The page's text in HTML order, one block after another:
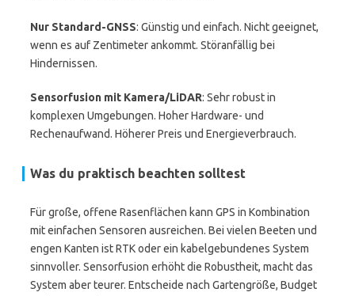
Nur Standard-GNSS: Günstig und einfach. Nicht geeignet,
wenn es auf Zentimeter ankommt. Störanfällig bei
Hindernissen.
Sensorfusion mit Kamera/LiDAR: Sehr robust in
komplexen Umgebungen. Hoher Hardware- und
Rechenaufwand. Höherer Preis und Energieverbrauch.
Was du praktisch beachten solltest
Für große, offene Rasenflächen kann GPS in Kombination
mit einfachen Sensoren ausreichen. Bei vielen Beeten und
engen Kanten ist RTK oder ein kabelgebundenes System
sinnvoller. Sensorfusion erhöht die Robustheit, macht das
System aber teurer. Entscheide nach Gartengröße, Budget